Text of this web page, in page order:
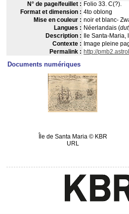
N° de page/feuillet : Folio 33. C(?).
Format et dimension : 4to oblong
Mise en couleur : noir et blanc-
Langues : Néerlandais (dut
Description :
Ile Santa-
Contexte : Image pleine
Permalink : http://
Documents numériques
Île de Santa Maria © KBR
URL